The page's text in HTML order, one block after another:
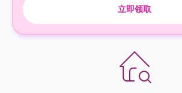
立即领取